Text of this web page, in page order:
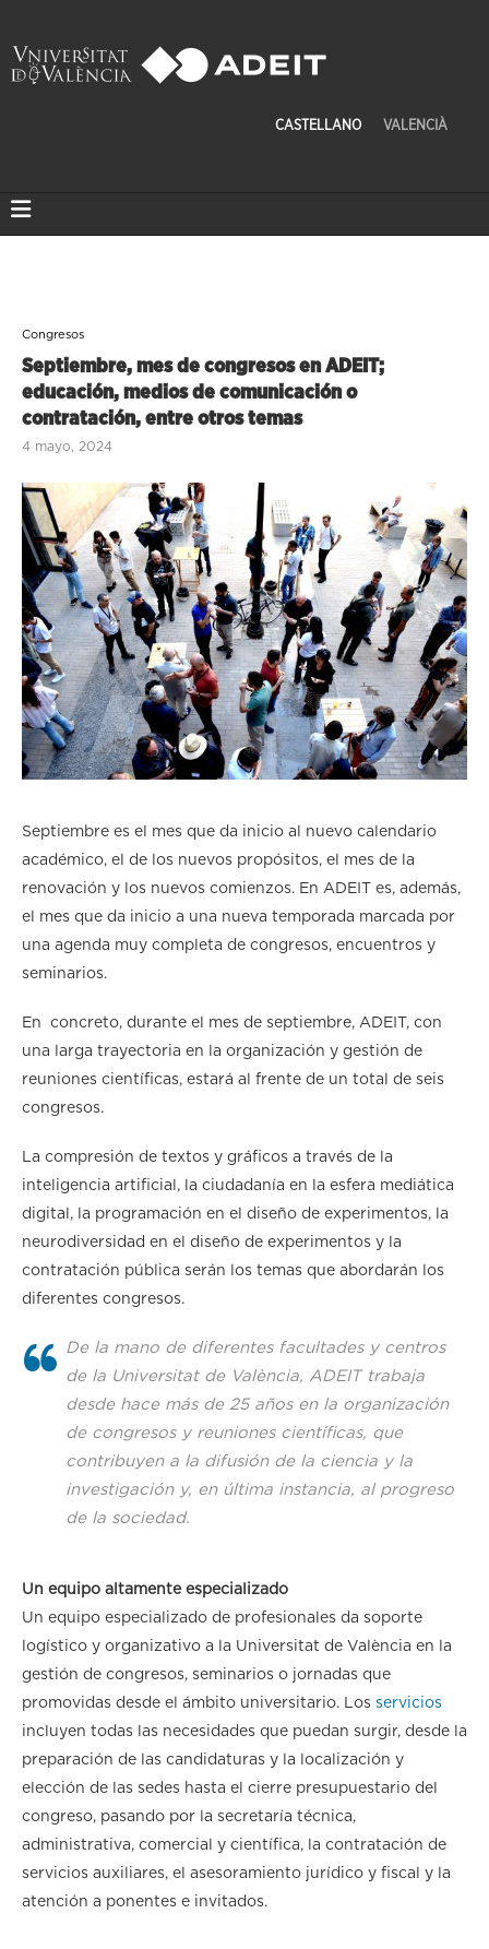
CASTELLANO VALENCIÀ
Congresos
Septiembre, mes de congresos en ADEIT;
educación, medios de comunicación o
contratación, entre otros temas
4 mayo, 2024
Septiembre es el mes que da inicio al nuevo calendario
académico, el de los nuevos propósitos, el mes de la
renovación y los nuevos comienzos. En ADEIT es, además,
el mes que da inicio a una nueva temporada marcada por
una agenda muy completa de congresos, encuentros y
seminarios.
En concreto, durante el mes de septiembre, ADEIT, con
una larga trayectoria en la organización y gestión de
reuniones científicas, estará al frente de un total de seis
congresos.
La compresión de textos y gráficos a través de la
inteligencia artificial, la ciudadanía en la esfera mediática
digital, la programación en el diseño de experimentos, la
neurodiversidad en el diseño de experimentos y la
contratación pública serán los temas que abordarán los
diferentes congresos.
De la mano de diferentes facultades y centros
de la Universitat de València, ADEIT trabaja
desde hace más de 25 años en la organización
de congresos y reuniones científicas, que
contribuyen a la difusión de la ciencia y la
investigación y, en última instancia, al progreso
de la sociedad.
Un equipo altamente especializado
Un equipo especializado de profesionales da soporte
logístico y organizativo a la Universitat de València en la
gestión de congresos, seminarios o jornadas que
promovidas desde el ámbito universitario. Los servicios
incluyen todas las necesidades que puedan surgir, desde la
preparación de las candidaturas y la localización y
elección de las sedes hasta el cierre presupuestario del
congreso, pasando por la secretaría técnica,
administrativa, comercial y científica, la contratación de
servicios auxiliares, el asesoramiento jurídico y fiscal y la
atención a ponentes e invitados.